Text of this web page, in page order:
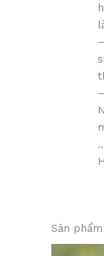
Sản